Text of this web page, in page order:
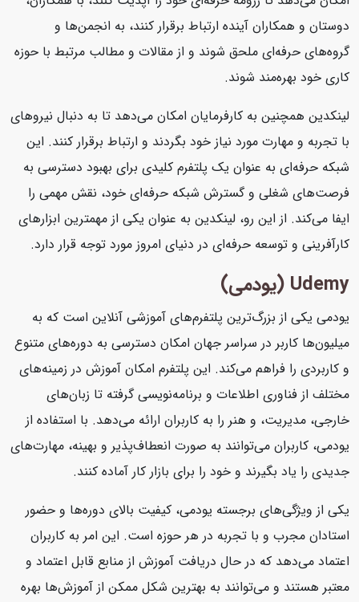
دوستان و همکاران آینده ارتباط برقرار کنند، به انجمن‌ها و
گروه‌های حرفه‌ای ملحق شوند و از مقالات و مطالب مرتبط با حوزه
کاری خود بهره‌مند شوند.
لینکدین همچنین به کارفرمایان امکان می‌دهد تا به دنبال نیروهای
با تجربه و مهارت مورد نیاز خود بگردند و ارتباط برقرار کنند. این
شبکه حرفه‌ای به عنوان یک پلتفرم کلیدی برای بهبود دسترسی به
فرصت‌های شغلی و گسترش شبکه حرفه‌ای خود، نقش مهمی را
ایفا می‌کند. از این رو، لینکدین به عنوان یکی از مهمترین ابزارهای
کارآفرینی و توسعه حرفه‌ای در دنیای امروز مورد توجه قرار دارد.
Udemy (یودمی)
یودمی یکی از بزرگ‌ترین پلتفرم‌های آموزشی آنلاین است که به
میلیون‌ها کاربر در سراسر جهان امکان دسترسی به دوره‌های متنوع
و کاربردی را فراهم می‌کند. این پلتفرم امکان آموزش در زمینه‌های
مختلف از فناوری اطلاعات و برنامه‌نویسی گرفته تا زبان‌های
خارجی، مدیریت، و هنر را به کاربران ارائه می‌دهد. با استفاده از
یودمی، کاربران می‌توانند به صورت انعطاف‌پذیر و بهینه، مهارت‌های
جدیدی را یاد بگیرند و خود را برای بازار کار آماده کنند.
یکی از ویژگی‌های برجسته یودمی، کیفیت بالای دوره‌ها و حضور
استادان مجرب و با تجربه در هر حوزه است. این امر به کاربران
اعتماد می‌دهد که در حال دریافت آموزش از منابع قابل اعتماد و
معتبر هستند و می‌توانند به بهترین شکل ممکن از آموزش‌ها بهره